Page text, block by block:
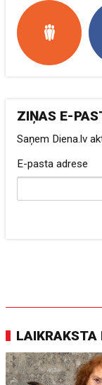
ZIŅAS E-
Saņem Diena.lv
E-pasta adrese
LAIKRAKSTA